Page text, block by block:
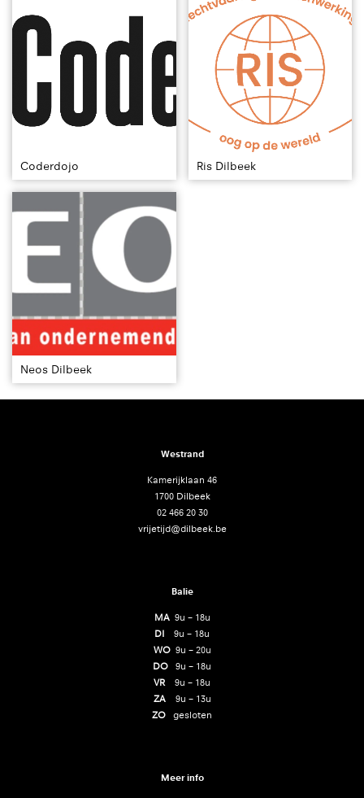
Coderdojo Ris Dilbeek
Neos Dilbeek
Westrand
Kamerijklaan 46
1700 Dilbeek
02 466 20 30
vrijetijd@dilbeek.be
Balie
MA 9u – 18u
DI 9u – 18u
WO9u – 20u
DO 9u – 18u
VR 9u – 18u
ZA
9u – 13u
ZO gesloten
Meer info